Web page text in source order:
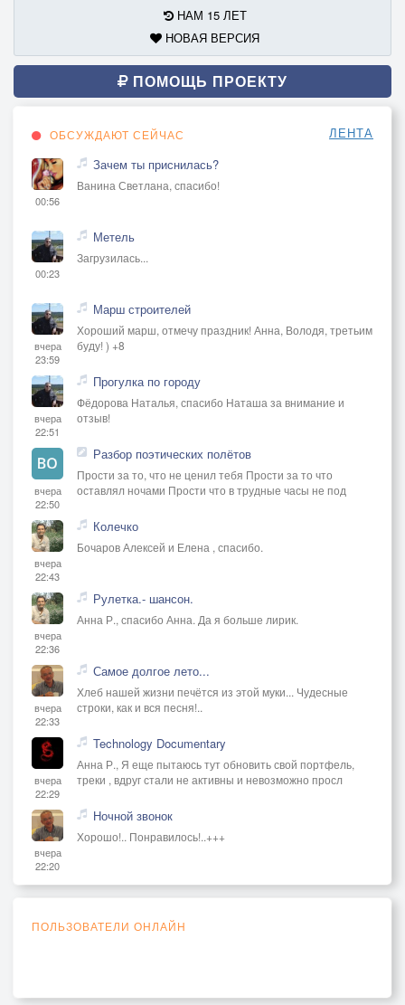
НАМ 15 ЛЕТ
НОВАЯ ВЕРСИЯ
ПОМОЩЬ ПРОЕКТУ
ОБСУЖДАЮТ СЕЙЧАС ЛЕНТА
00:56
Зачем ты приснилась?
Ванина Светлана, спасибо!
00:23
Метель
Загрузилась...
вчера
23:59
Марш строителей
Хороший марш, отмечу праздник! Анна, Володя, третьим
буду! ) +8
вчера
22:51
Прогулка по городу
Фёдорова Наталья, спасибо Наташа за внимание и
отзыв!
вчера
22:50
Разбор поэтических полётов
Прости за то, что не ценил тебя Прости за то что
оставлял ночами Прости что в трудные часы не под
вчера
22:43
Колечко
Бочаров Алексей и Елена , спасибо.
вчера
22:36
Рулетка.- шансон.
Анна Р., спасибо Анна. Да я больше лирик.
вчера
22:33
Самое долгое лето...
Хлеб нашей жизни печётся из этой муки... Чудесные
строки, как и вся песня!..
вчера
22:29
Technology Documentary
Анна Р., Я еще пытаюсь тут обновить свой портфель,
треки , вдруг стали не активны и невозможно просл
вчера
22:20
Ночной звонок
Хорошо!.. Понравилось!..+++
ПОЛЬЗОВАТЕЛИ ОНЛАЙН